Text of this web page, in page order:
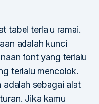
tabel terlalu ramai.
adalah kunci
font yang terlalu
terlalu mencolok.
adalah sebagai alat
Jika kamu